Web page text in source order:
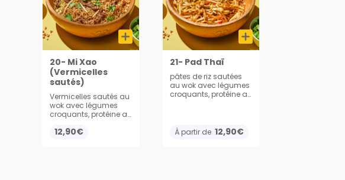
20- Mi Xao
(Vermicelles
sautés)
Vermicelles sautés au
wok avec légumes
croquants, protéine au
avec cacahuète,
12,90€
21- Pad Thaï
pâtes de riz sautées
au wok avec légumes
croquants, protéine au
coriandre
À partir de 12,90€